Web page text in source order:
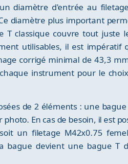
diamètre d'entrée au
diamètre plus important
classique couvre tout juste
utilisables, il est
corrigé minimal de 43,3
instrument pour le
de 2 éléments : une
En cas de besoin, il est
un filetage M42x0.75
bague devient une bague T